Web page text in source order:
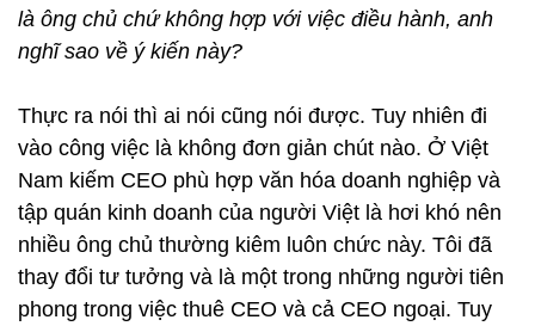
là ông chủ chứ không hợp với việc điều hành, anh
nghĩ sao về ý kiến này?
Thực ra nói thì ai nói cũng nói được. Tuy nhiên đi
vào công việc là không đơn giản chút nào. Ở Việt
Nam kiếm CEO phù hợp văn hóa doanh nghiệp và
tập quán kinh doanh của người Việt là hơi khó nên
nhiều ông chủ thường kiêm luôn chức này. Tôi đã
thay đổi tư tưởng và là một trong những người tiên
phong trong việc thuê CEO và cả CEO ngoại. Tuy